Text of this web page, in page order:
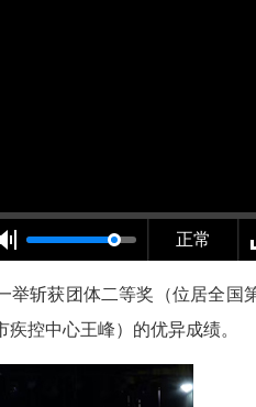
正常
斩获团体二等奖（位居全国
控中心王峰）的优异成绩。